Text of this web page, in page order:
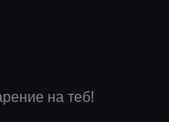
на теб!